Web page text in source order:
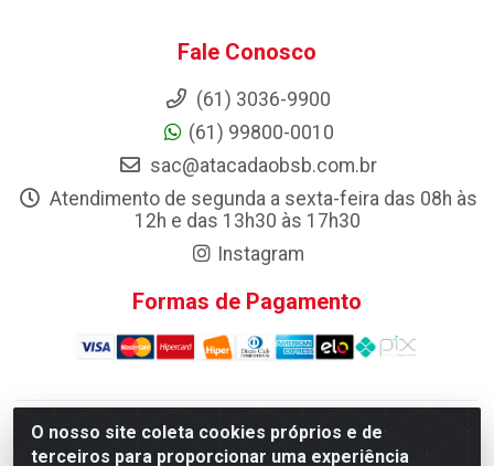
O nosso site coleta cookies próprios e de
terceiros para proporcionar uma experiência
Fale Conosco
(61) 3036-9900
(61) 99800-0010
sac@atacadaobsb.com.br
Atendimento de segunda a sexta-feira das 08h às
12h e das 13h30 às 17h30
Instagram
Formas de Pagamento
Atacadao da Limpeza F. Pereira Queiroz Comercio e
Distribuicao LTDA - Quadra Qi 10 Lotes 39 e, 41 - Setor